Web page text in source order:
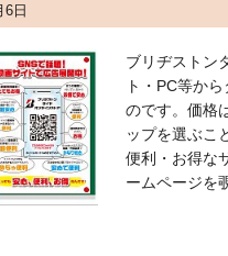
6日
ブリヂストン
ト・PC等か
のです。価格
ップを選ぶこ
便利・お得な
ームページを